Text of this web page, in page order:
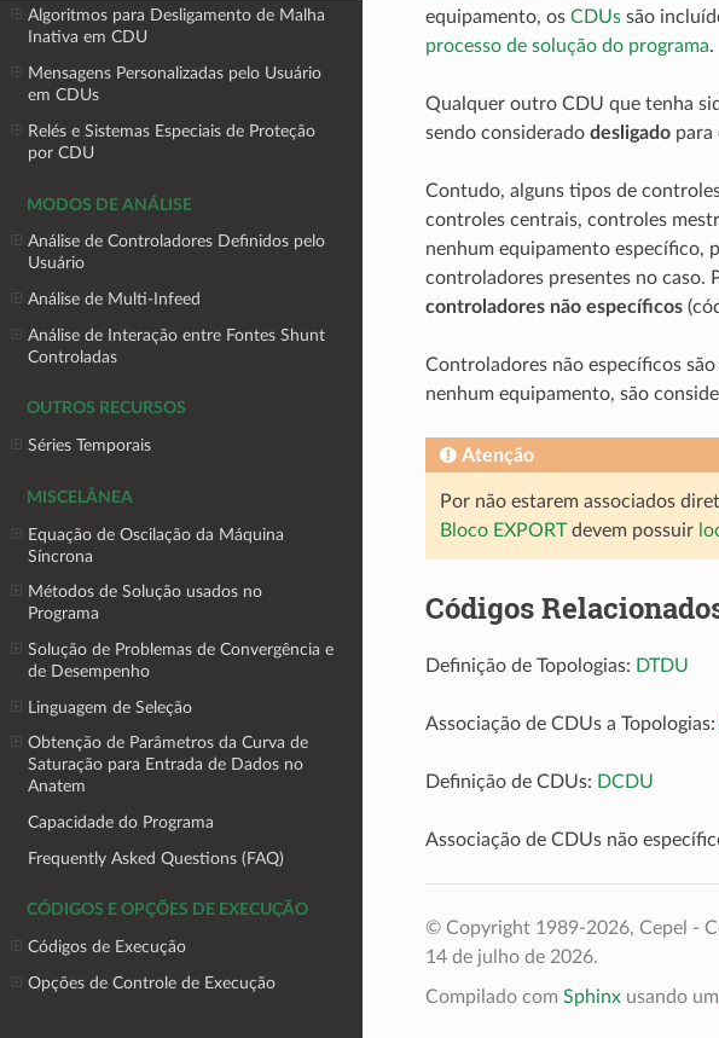
Algoritmos para Desligamento de Malha
Inativa em CDU
Mensagens Personalizadas pelo Usuário
em CDUs
Relés e Sistemas Especiais de Proteção
por CDU
MODOS DE ANÁLISE
Análise de Controladores Definidos pelo
Usuário
Análise de Multi-Infeed
Análise de Interação entre Fontes Shunt
Controladas
OUTROS RECURSOS
Séries Temporais
MISCELÂNEA
Equação de Oscilação da Máquina
Síncrona
Métodos de Solução usados no
Programa
Solução de Problemas de Convergência e
de Desempenho
Linguagem de Seleção
Obtenção de Parâmetros da Curva de
Saturação para Entrada de Dados no
Anatem
Capacidade do Programa
Frequently Asked Questions (FAQ)
CÓDIGOS E OPÇÕES DE EXECUÇÃO
Códigos de Execução
Opções de Controle de Execução
equipamento, os CDUssão
processo de solução do programa.
Qualquer outro CDU que tenha
sendo considerado desligadopara
Contudo, alguns tipos de
controles centrais, controles
nenhum equipamento específico,
controladores presentes no caso.
controladores não específicos
Controladores não específicos
nenhum equipamento, são
Atenção
Por não estarem associados
Bloco EXPORTdevem possuir
Códigos
Definição de Topologias: DTDU
Associação de CDUs a Topologias:
Definição de CDUs: DCDU
Associação de CDUs não
© Copyright 1989-2026, Cepel -
14 de julho de 2026.
Compilado com Sphinxusando um